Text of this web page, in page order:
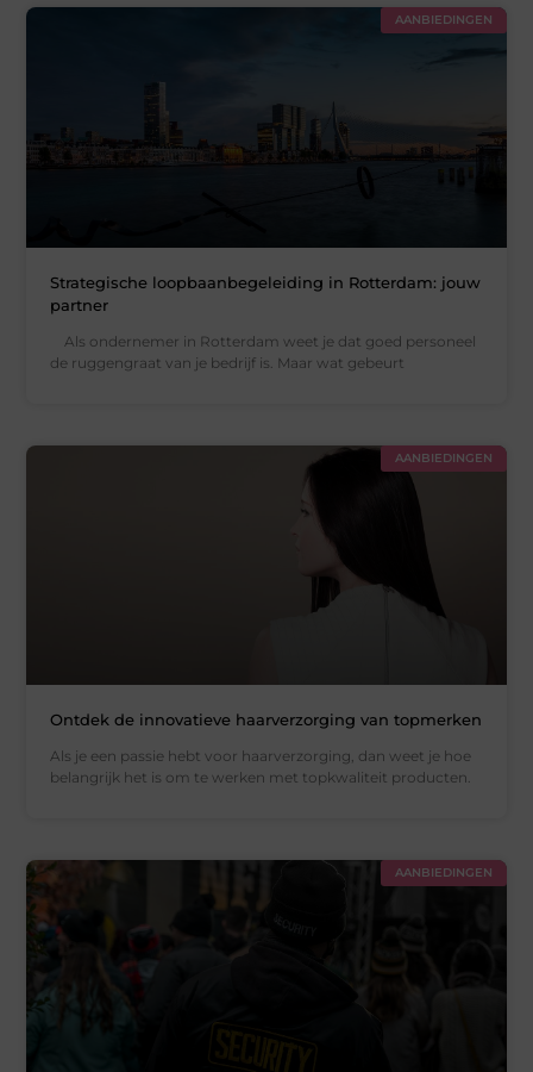
AANBIEDINGEN
Strategische loopbaanbegeleiding in Rotterdam: jouw
partner
Als ondernemer in Rotterdam weet je dat goed personeel
de ruggengraat van je bedrijf is. Maar wat gebeurt
AANBIEDINGEN
Ontdek de innovatieve haarverzorging van topmerken
Als je een passie hebt voor haarverzorging, dan weet je hoe
belangrijk het is om te werken met topkwaliteit producten.
AANBIEDINGEN